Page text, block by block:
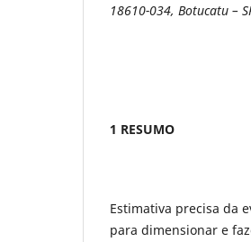
18610-034, Botucatu –
1 RESUMO
Estimativa precisa da
para dimensionar e